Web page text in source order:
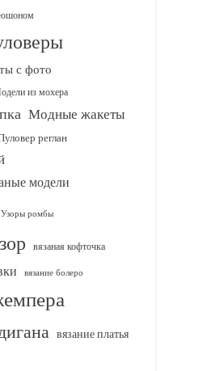
с фото
из мохера
Модные жакеты
реглан
модели
Узоры ромбы
вязаная кофточка
вязание болеро
вязание платья